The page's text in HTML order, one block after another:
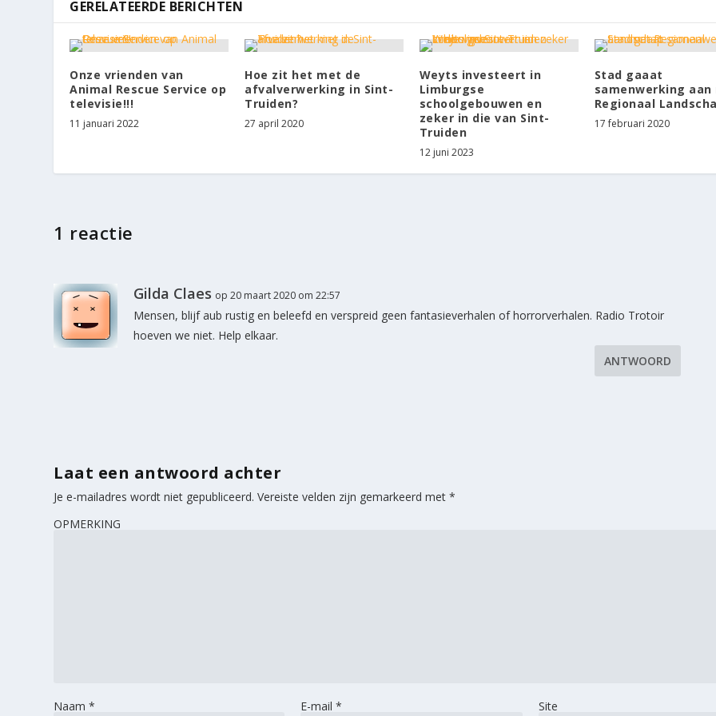
GERELATEERDE BERICHTEN
Onze vrienden van
Animal Rescue Service op
televisie!!!
11 januari 2022
Hoe zit het met de
afvalverwerking in Sint-
Truiden?
27 april 2020
Weyts investeert in
Limburgse
schoolgebouwen en
zeker in die van Sint-
Truiden
12 juni 2023
Stad gaaat
samenwerking aan
Regionaal
17 februari 2020
1 reactie
Gilda Claes op 20 maart 2020 om 22:57
Mensen, blijf aub rustig en beleefd en verspreid geen fantasieverhalen of horrorverhalen. Radio Trotoir
hoeven we niet. Help elkaar.
ANTWOORD
Laat een antwoord achter
Je e-mailadres wordt niet gepubliceerd. Vereiste velden zijn gemarkeerd met*
OPMERKING
Naam* E-mail * Site